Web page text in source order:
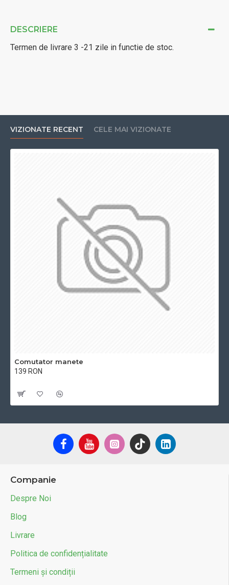
DESCRIERE
Termen de livrare 3 -21 zile in functie de stoc.
VIZIONATE RECENT CELE MAI VIZIONATE
Comutator manete
139 RON
Companie
Despre Noi
Blog
Livrare
Politica de confidențialitate
Termeni și condiții